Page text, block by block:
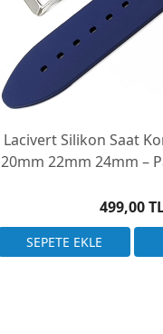
Lacivert Silikon Saat
20mm 22mm 24mm –
499,00